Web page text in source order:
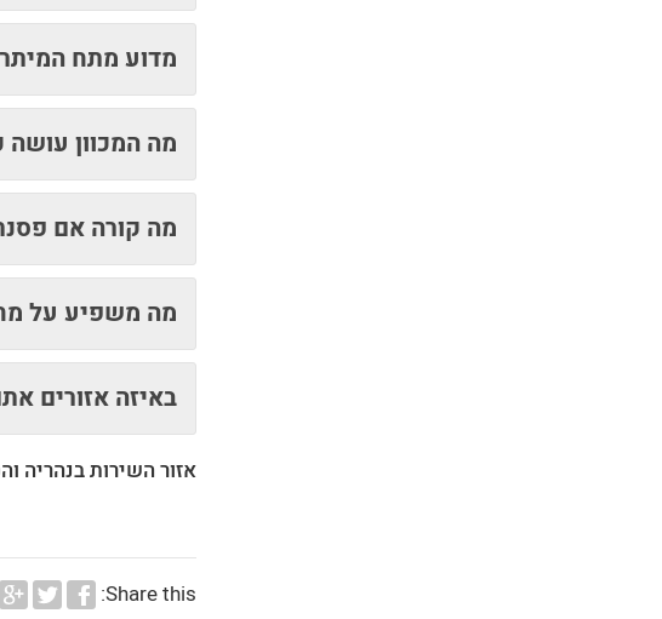
מדוע מתח
מה המכוון עושה
מה קורה אם
מה משפיע על
באיזה אזורים
אזור השירות בנהריה
Share this: